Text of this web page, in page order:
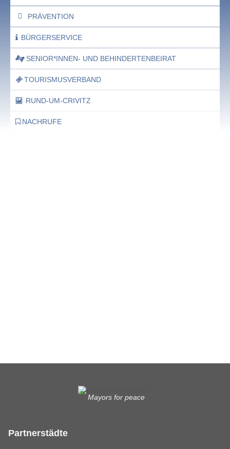
PRÄVENTION
BÜRGERSERVICE
SENIOR*INNEN- UND BEHINDERTENBEIRAT
TOURISMUSVERBAND
RUND-UM-CRIVITZ
NACHRUFE
Mayors for peace
Partnerstädte